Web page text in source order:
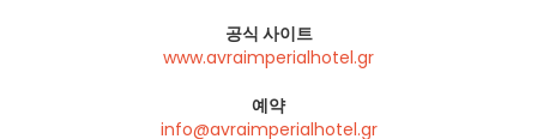
공식 사이트
www.avraimperialhotel.gr
예약
info@avraimperialhotel.gr